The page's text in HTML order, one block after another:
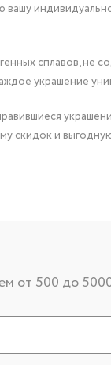
сплавов,
украшение
и
от 500 до